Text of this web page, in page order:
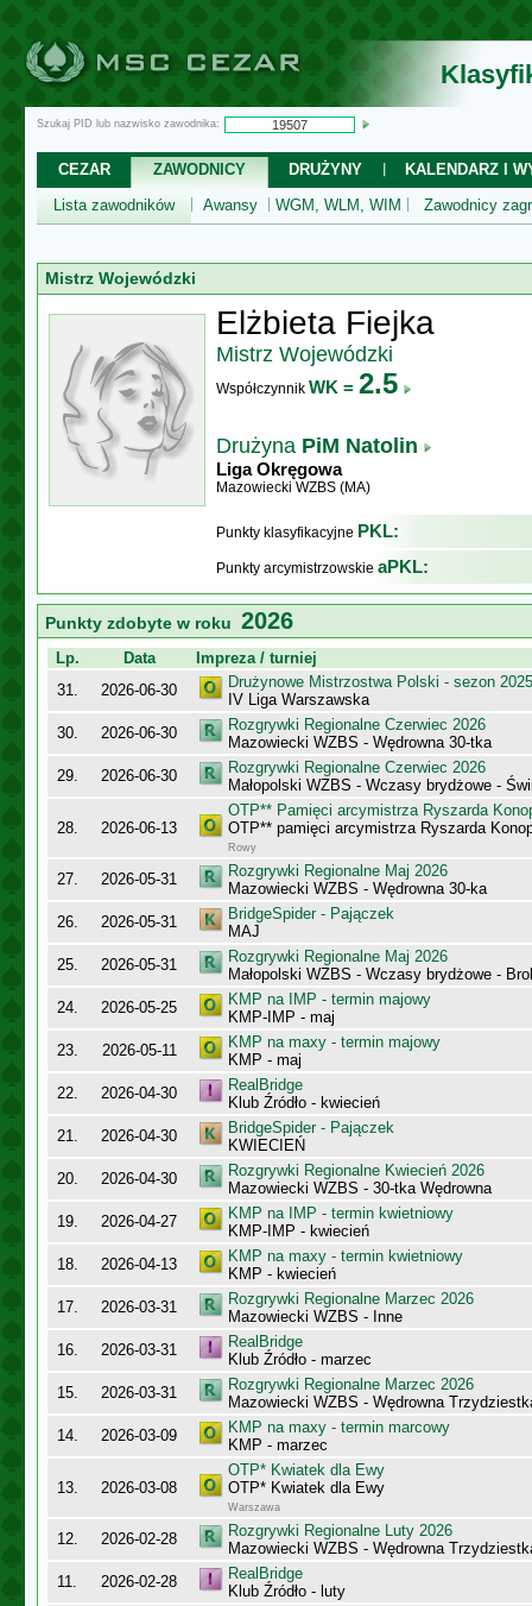
Szukaj PID lub nazwisko zawodnika:
CEZAR ZAWODNICY DRUŻYNY
KALENDARZ I
Lista zawodników
Awansy WGM, WLM, WIM Zawodnicy
Mistrz Wojewódzki
Elżbieta Fiejka
Mistrz Wojewódzki
Współczynnik WK = 2.5
Drużyna PiM Natolin
Liga Okręgowa
Mazowiecki WZBS (MA)
Punkty klasyfikacyjne PKL:
Punkty arcymistrzowskie aPKL:
Punkty zdobyte w roku 2026
Lp. Data
Impreza / turniej
31.
2026-06-30
Drużynowe Mistrzostwa Polski - sezon
IV Liga Warszawska
30.
2026-06-30
Rozgrywki Regionalne Czerwiec 2026
Mazowiecki WZBS - Wędrowna 30-tka
29.
2026-06-30
Rozgrywki Regionalne Czerwiec 2026
Małopolski WZBS - Wczasy brydżowe -
28. 2026-06-13
OTP** Pamięci arcymistrza Ryszarda
OTP** pamięci arcymistrza Ryszarda
Rowy
27. 2026-05-31
Rozgrywki Regionalne Maj 2026
Mazowiecki WZBS - Wędrowna 30-ka
26.
2026-05-31
BridgeSpider - Pajączek
MAJ
25.
2026-05-31
Rozgrywki Regionalne Maj 2026
Małopolski WZBS - Wczasy brydżowe -
24.
2026-05-25
KMP na IMP - termin majowy
KMP-IMP - maj
23.
2026-05-11
KMP na maxy - termin majowy
KMP - maj
22.
2026-04-30
RealBridge
Klub Źródło - kwiecień
21.
2026-04-30
BridgeSpider - Pajączek
KWIECIEŃ
20.
2026-04-30
Rozgrywki Regionalne Kwiecień 2026
Mazowiecki WZBS - 30-tka Wędrowna
19.
2026-04-27
KMP na IMP - termin kwietniowy
KMP-IMP - kwiecień
18.
2026-04-13
KMP na maxy - termin kwietniowy
KMP - kwiecień
17.
2026-03-31
Rozgrywki Regionalne Marzec 2026
Mazowiecki WZBS - Inne
16.
2026-03-31
RealBridge
Klub Źródło - marzec
15.
2026-03-31
Rozgrywki Regionalne Marzec 2026
Mazowiecki WZBS - Wędrowna
14.
2026-03-09
KMP na maxy - termin marcowy
KMP - marzec
13. 2026-03-08
OTP* Kwiatek dla Ewy
OTP* Kwiatek dla Ewy
Warszawa
12. 2026-02-28
Rozgrywki Regionalne Luty 2026
Mazowiecki WZBS - Wędrowna
11.
2026-02-28
RealBridge
Klub Źródło - luty